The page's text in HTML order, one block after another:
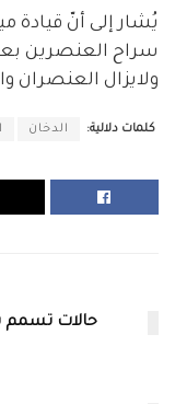
يُشار إلى أنّ قيادة
سراح العنصرين
ولايزال
كلمات دلالية: الدخان
حالات تسمم